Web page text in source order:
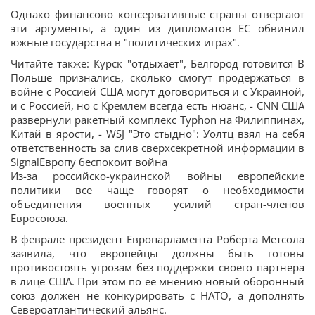
Однако финансово консервативные страны отвергают
эти аргументы, а один из дипломатов ЕС обвинил
южные государства в "политических играх".
Читайте также: Курск "отдыхает", Белгород готовится В
Польше признались, сколько смогут продержаться в
войне с Россией США могут договориться и с Украиной,
и с Россией, но с Кремлем всегда есть нюанс, - CNN США
развернули ракетный комплекс Typhon на Филиппинах,
Китай в ярости, - WSJ "Это стыдно": Уолтц взял на себя
ответственность за слив сверхсекретной информации в
SignalЕвропу беспокоит война
Из-за российско-украинской войны европейские
политики все чаще говорят о необходимости
объединения военных усилий стран-членов
Евросоюза.
В феврале президент Европарламента Роберта Метсола
заявила, что европейцы должны быть готовы
противостоять угрозам без поддержки своего партнера
в лице США. При этом по ее мнению новый оборонный
союз должен не конкурировать с НАТО, а дополнять
Североатлантический альянс.